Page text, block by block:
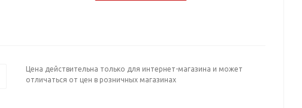
Цена действительна только для интернет-магазина и может
отличаться от цен в розничных магазинах